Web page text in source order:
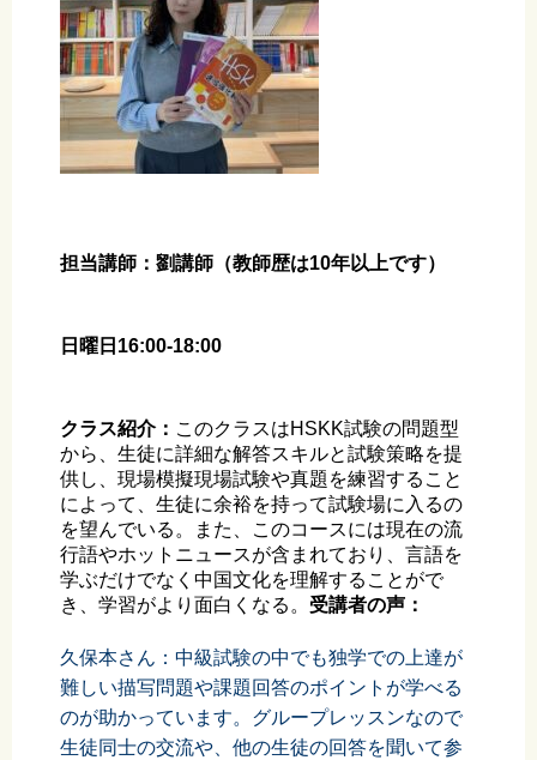
担当講師：劉講師 （教師歴は10年以上です）
日曜日16:00-18:00
クラス紹介： このクラスはHSKK試験の問題型
から、生徒に詳細な解答スキルと試験策略を提
供し、現場模擬現場試験や真題を練習すること
によって、生徒に余裕を持って試験場に入るの
を望んでいる。また、このコースには現在の流
行語やホットニュースが含まれており、言語を
学ぶだけでなく中国文化を理解することがで
き、学習がより面白くなる。 受講者の声：
久保本さん：中級試験の中でも独学での上達が
難しい描写問題や課題回答のポイントが学べる
のが助かっています。グループレッスンなので
生徒同士の交流や、他の生徒の回答を聞いて参